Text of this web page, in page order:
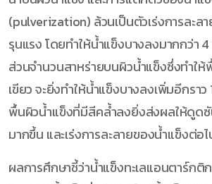
(pulverization) ล้วนเป็นตัวเร่งการละล
รุนแรง โดยทำให้น้ำแข็งบางลงมากกว่า
ส่วนจำนวนสาหร่ายบนผิวน้ำแข็งซึ่งทำให้
เขียว จะยิ่งทำให้น้ำแข็งบางลงเพิ่มอีกราว
พื้นผิวน้ำแข็งที่มีสีคล้ำลงยิ่งส่งผลให้ดูด
มากขึ้น และเร่งการละลายของน้ำแข็งต่อ
ผลการศึกษาชี้ว่าน้ำแข็งทะเลแอนตาร์กติ